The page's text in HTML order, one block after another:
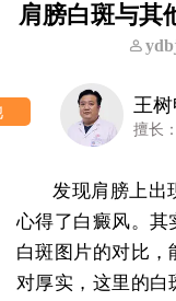
肩膀白斑与其
王树申
擅长：外科
发现肩膀上出
心得了白癜风。其
白斑图片的对比，
对厚实，这里的白